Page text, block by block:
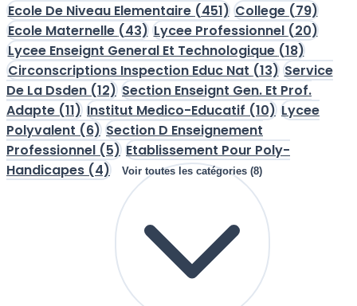
Ecole De Niveau Elementaire (451) College (79)
Ecole Maternelle (43) Lycee Professionnel (20)
Lycee Enseignt General Et Technologique (18)
Circonscriptions Inspection Educ Nat (13) Service
De La Dsden (12) Section Enseignt Gen. Et Prof.
Adapte (11) Institut Medico-Educatif (10) Lycee
Polyvalent (6) Section D Enseignement
Professionnel (5) Etablissement Pour Poly-
Handicapes (4) Voir toutes les catégories (8)